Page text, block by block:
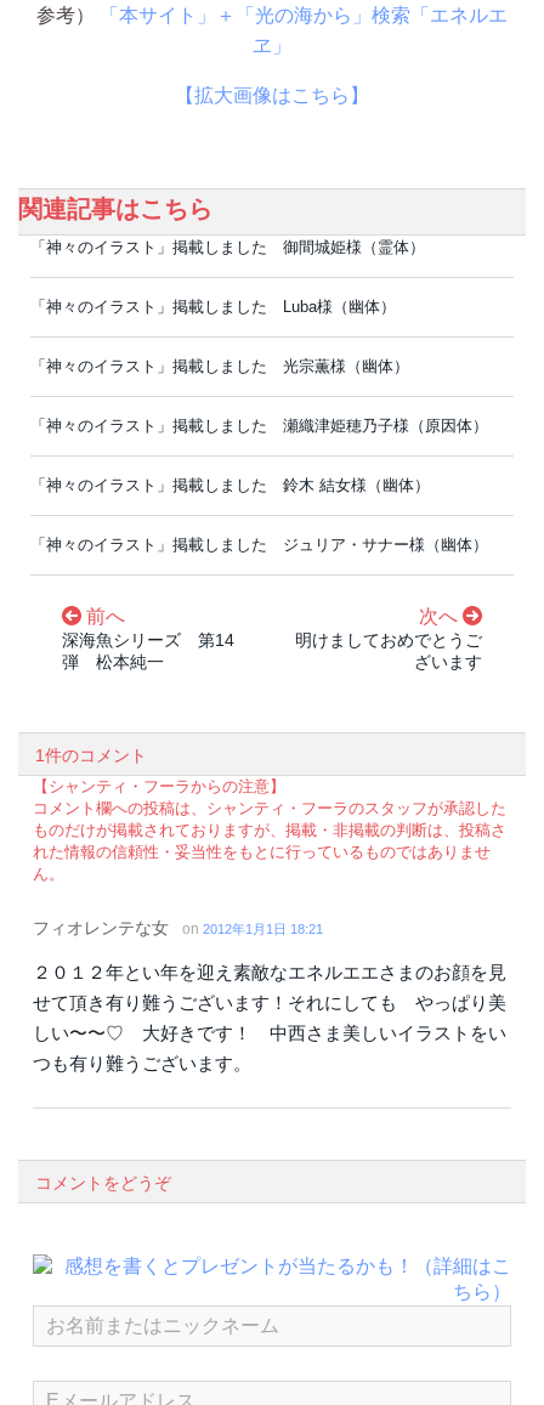
参考）
「本サイト」＋「光の海から」検索「エネルエ
ヱ」
【拡大画像はこちら】
関連記事はこちら
「神々のイラスト」掲載しました 御間城姫様（霊体）
「神々のイラスト」掲載しました Luba様（幽体）
「神々のイラスト」掲載しました 光宗薫様（幽体）
「神々のイラスト」掲載しました 瀬織津姫穂乃子様（原因体）
「神々のイラスト」掲載しました 鈴木 結女様（幽体）
「神々のイラスト」掲載しました ジュリア・サナー様（幽体）
前へ
深海魚シリーズ 第14
弾 松本純一
次へ
明けましておめでとうご
ざいます
1件のコメント
【シャンティ・フーラからの注意】
コメント欄への投稿は、シャンティ・フーラのスタッフが承認した
ものだけが掲載されておりますが、掲載・非掲載の判断は、投稿さ
れた情報の信頼性・妥当性をもとに行っているものではありませ
ん。
フィオレンテな女 on 2012年1月1日 18:21
２０１２年とい年を迎え素敵なエネルエエさまのお顔を見
せて頂き有り難うございます！それにしても やっぱり美
しい〜〜♡ 大好きです！ 中西さま美しいイラストをい
つも有り難うございます。
コメントをどうぞ